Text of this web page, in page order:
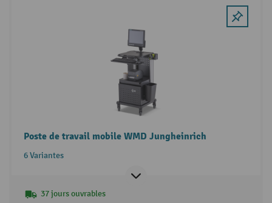
Poste de travail mobile WMD Jungheinrich
6 Variantes
37 jours ouvrables